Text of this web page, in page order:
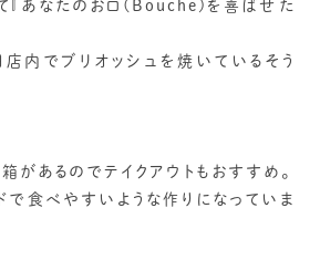
『あなたのお口(Bouche)を喜ばせた
内でブリオッシュを焼いているそう
があるのでテイクアウトもおすすめ。
で食べやすいような作りになっていま